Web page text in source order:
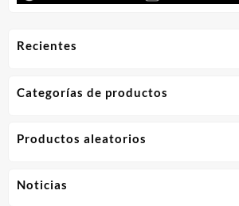
Recientes
Categorías de productos
Productos aleatorios
Noticias